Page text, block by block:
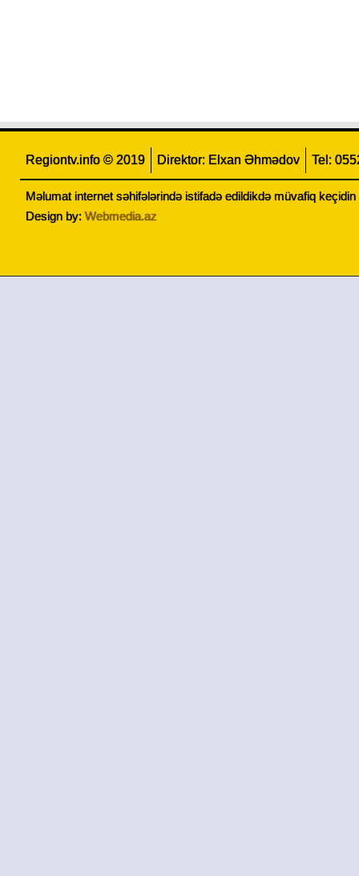
Regiontv.info © 2019 Direktor: Elxan Əhmədov Tel:
Məlumat internet səhifələrində istifadə edildikdə müvafiq keçidin
Design by: Webmedia.az